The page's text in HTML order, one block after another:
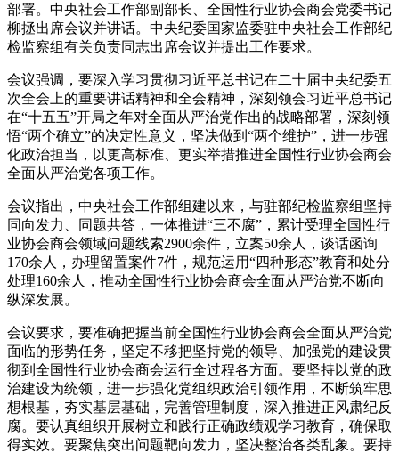
部署。中央社会工作部副部长、全国性行业协会商会党委书记
柳拯出席会议并讲话。中央纪委国家监委驻中央社会工作部纪
检监察组有关负责同志出席会议并提出工作要求。
会议强调，要深入学习贯彻习近平总书记在二十届中央纪委五
次全会上的重要讲话精神和全会精神，深刻领会习近平总书记
在“十五五”开局之年对全面从严治党作出的战略部署，深刻领
悟“两个确立”的决定性意义，坚决做到“两个维护”，进一步强
化政治担当，以更高标准、更实举措推进全国性行业协会商会
全面从严治党各项工作。
会议指出，中央社会工作部组建以来，与驻部纪检监察组坚持
同向发力、同题共答，一体推进“三不腐”，累计受理全国性行
业协会商会领域问题线索2900余件，立案50余人，谈话函询
170余人，办理留置案件7件，规范运用“四种形态”教育和处分
处理160余人，推动全国性行业协会商会全面从严治党不断向
纵深发展。
会议要求，要准确把握当前全国性行业协会商会全面从严治党
面临的形势任务，坚定不移把坚持党的领导、加强党的建设贯
彻到全国性行业协会商会运行全过程各方面。要坚持以党的政
治建设为统领，进一步强化党组织政治引领作用，不断筑牢思
想根基，夯实基层基础，完善管理制度，深入推进正风肃纪反
腐。要认真组织开展树立和践行正确政绩观学习教育，确保取
得实效。要聚焦突出问题靶向发力，坚决整治各类乱象。要持